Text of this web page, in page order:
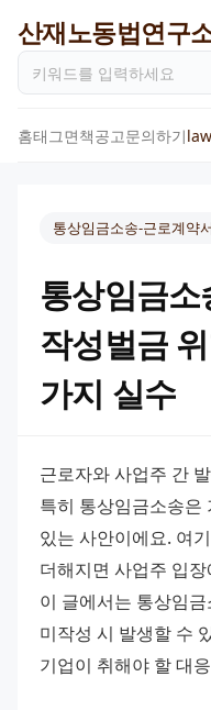
산재노동법연구
홈태그면책공고문의하기
통상임금소송-근로계약
통상임금
작성벌금
가지 실수
근로자와 사업주 간
특히 통상임금소송은
있는 사안이에요. 여
더해지면 사업주 입
이 글에서는 통상임
미작성 시 발생할 수
기업이 취해야 할 대